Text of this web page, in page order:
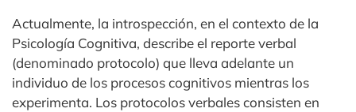
Actualmente, la introspección, en el contexto de la
Psicología Cognitiva, describe el reporte verbal
(denominado protocolo) que lleva adelante un
individuo de los procesos cognitivos mientras los
experimenta. Los protocolos verbales consisten en